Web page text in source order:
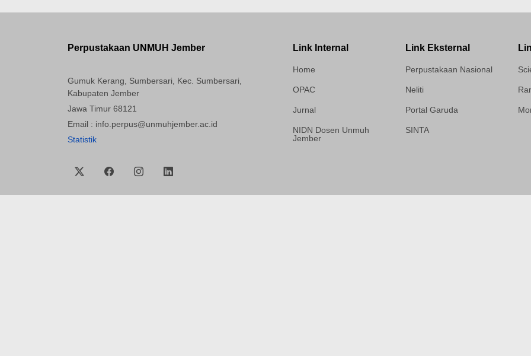
Perpustakaan UNMUH Jember
Gumuk Kerang, Sumbersari, Kec. Sumbersari,
Kabupaten Jember
Jawa Timur 68121
Email : info.perpus@unmuhjember.ac.id
Statistik
Link Internal
Home
OPAC
Jurnal
NIDN Dosen Unmuh
Jember
Link Eksternal
Perpustakaan Nasional
Neliti
Portal Garuda
SINTA